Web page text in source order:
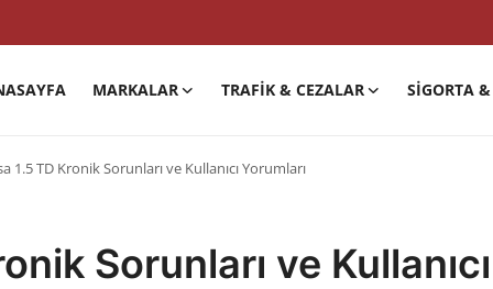
MARKALAR TRAFIK & CEZALAR SIGORTA
1.5 TD Kronik Sorunları ve Kullanıcı Yorumları
Sorunları ve Kullanıcı